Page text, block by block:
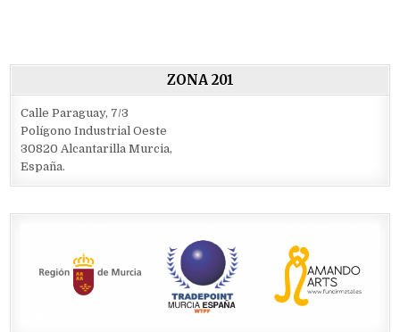
ZONA 201
Calle Paraguay, 7/3
Polígono Industrial Oeste
30820 Alcantarilla Murcia,
España.